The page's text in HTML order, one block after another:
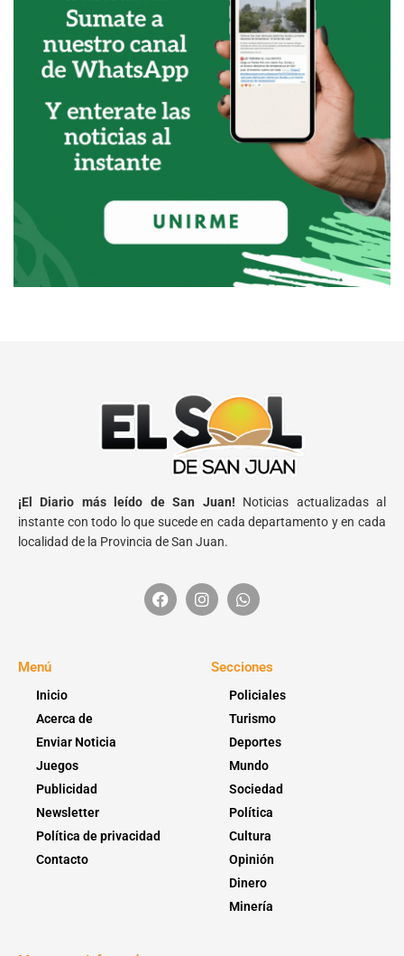
¡El Diario más leído de San Juan! Noticias actualizadas al
instante con todo lo que sucede en cada departamento y en cada
localidad de la Provincia de San Juan.
Menú
Inicio
Acerca de
Enviar Noticia
Juegos
Publicidad
Newsletter
Política de privacidad
Contacto
Secciones
Policiales
Turismo
Deportes
Mundo
Sociedad
Política
Cultura
Opinión
Dinero
Minería